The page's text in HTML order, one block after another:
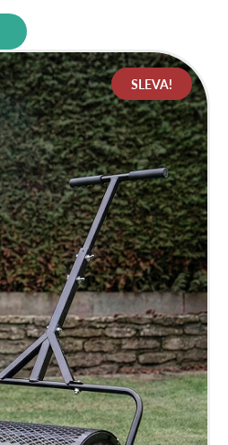
SLEVA!